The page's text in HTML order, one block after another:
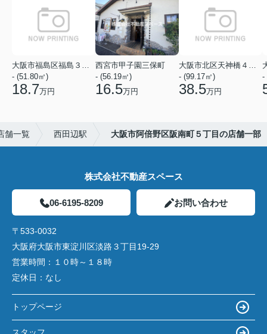
- (51.80㎡)
18.7万円
西宮市甲子園三保町
- (56.19㎡)
16.5万円
- (99.17㎡)
38.5万円
-
舗一覧 西田辺駅 大阪市阿倍野区阪南町５丁目の店舗一部
株式会社不動産スペース
06-6195-8209 お問い合わせ
〒533-0032
大阪府大阪市東淀川区淡路３丁目19-29
営業時間： １０時～１８時
定休日： なし
トップページ